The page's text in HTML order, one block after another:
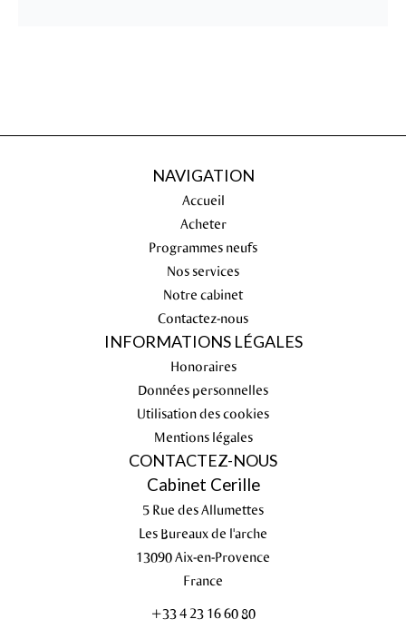
NAVIGATION
Accueil
Acheter
Programmes neufs
Nos services
Notre cabinet
Contactez-nous
INFORMATIONS LÉGALES
Honoraires
Données personnelles
Utilisation des cookies
Mentions légales
CONTACTEZ-NOUS
Cabinet Cerille
5 Rue des Allumettes
Les Bureaux de l'arche
13090Aix-en-Provence
France
+33 4 23 16 60 80